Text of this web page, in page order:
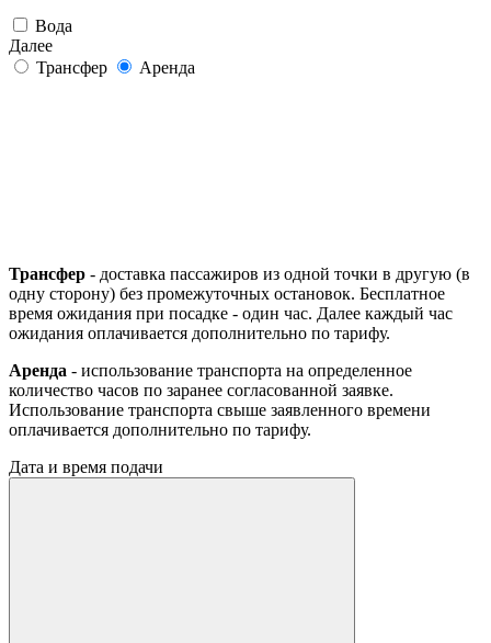
Вода
Далее
Трансфер
Аренда
Трансфер - доставка пассажиров из одной точки в другую (в
одну сторону) без промежуточных остановок. Бесплатное
время ожидания при посадке - один час. Далее каждый час
ожидания оплачивается дополнительно по тарифу.
Аренда - использование транспорта на определенное
количество часов по заранее согласованной заявке.
Использование транспорта свыше заявленного времени
оплачивается дополнительно по тарифу.
Дата и время подачи